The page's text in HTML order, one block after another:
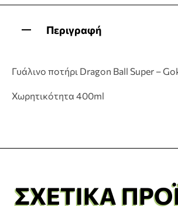
Περιγραφή
Γυάλινο ποτήρι Dragon Ball Super –
Χωρητικότητα 400ml
ΣΧΕΤΙΚΆ